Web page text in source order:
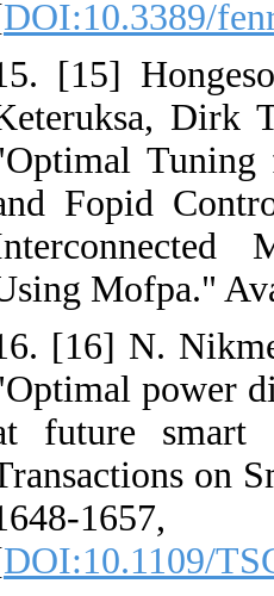
[DOI:10.3389/
15. [15]
Keteruksa,
"Optimal
and Fopid
Using Mofpa."
16. [16] N.
"Optimal
at future
Transactions
1648-
[DOI:10.1109/